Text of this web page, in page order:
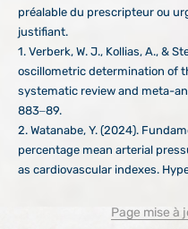
préalable du prescripteur ou
justifiant.
1. Verberk, W. J., Kollias, A., &
oscillometric determination of
systematic review and meta-
883–89.
2. Watanabe, Y. (2024).
percentage mean arterial
as cardiovascular indexes.
Page mise à